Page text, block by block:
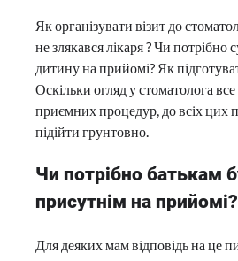
Як організувати візит до
не злякався лікаря ? Чи потрібно
дитину на прийомі? Як
Оскільки огляд у стоматолога
приємних процедур, до всіх цих
підійти грунтовно.
Чи потрібно батькам
присутнім на прийомі?
Для деяких мам відповідь на це